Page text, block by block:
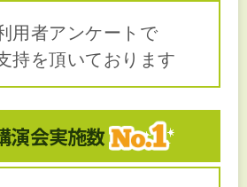
用者アンケートで
持を頂いております
演会実施数